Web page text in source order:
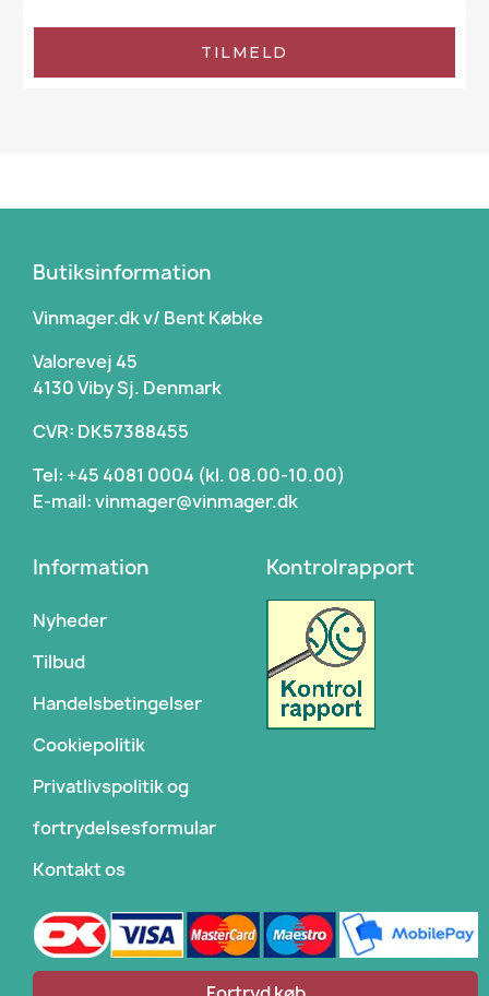
TILMELD
Butiksinformation
Vinmager.dk v/ Bent Købke
Valorevej 45
4130 Viby Sj. Denmark
CVR: DK57388455
Tel: +45 4081 0004 (kl. 08.00-10.00)
E-mail: vinmager@vinmager.dk
Information
Nyheder
Tilbud
Handelsbetingelser
Cookiepolitik
Privatlivspolitik og
fortrydelsesformular
Kontakt os
Kontrolrapport